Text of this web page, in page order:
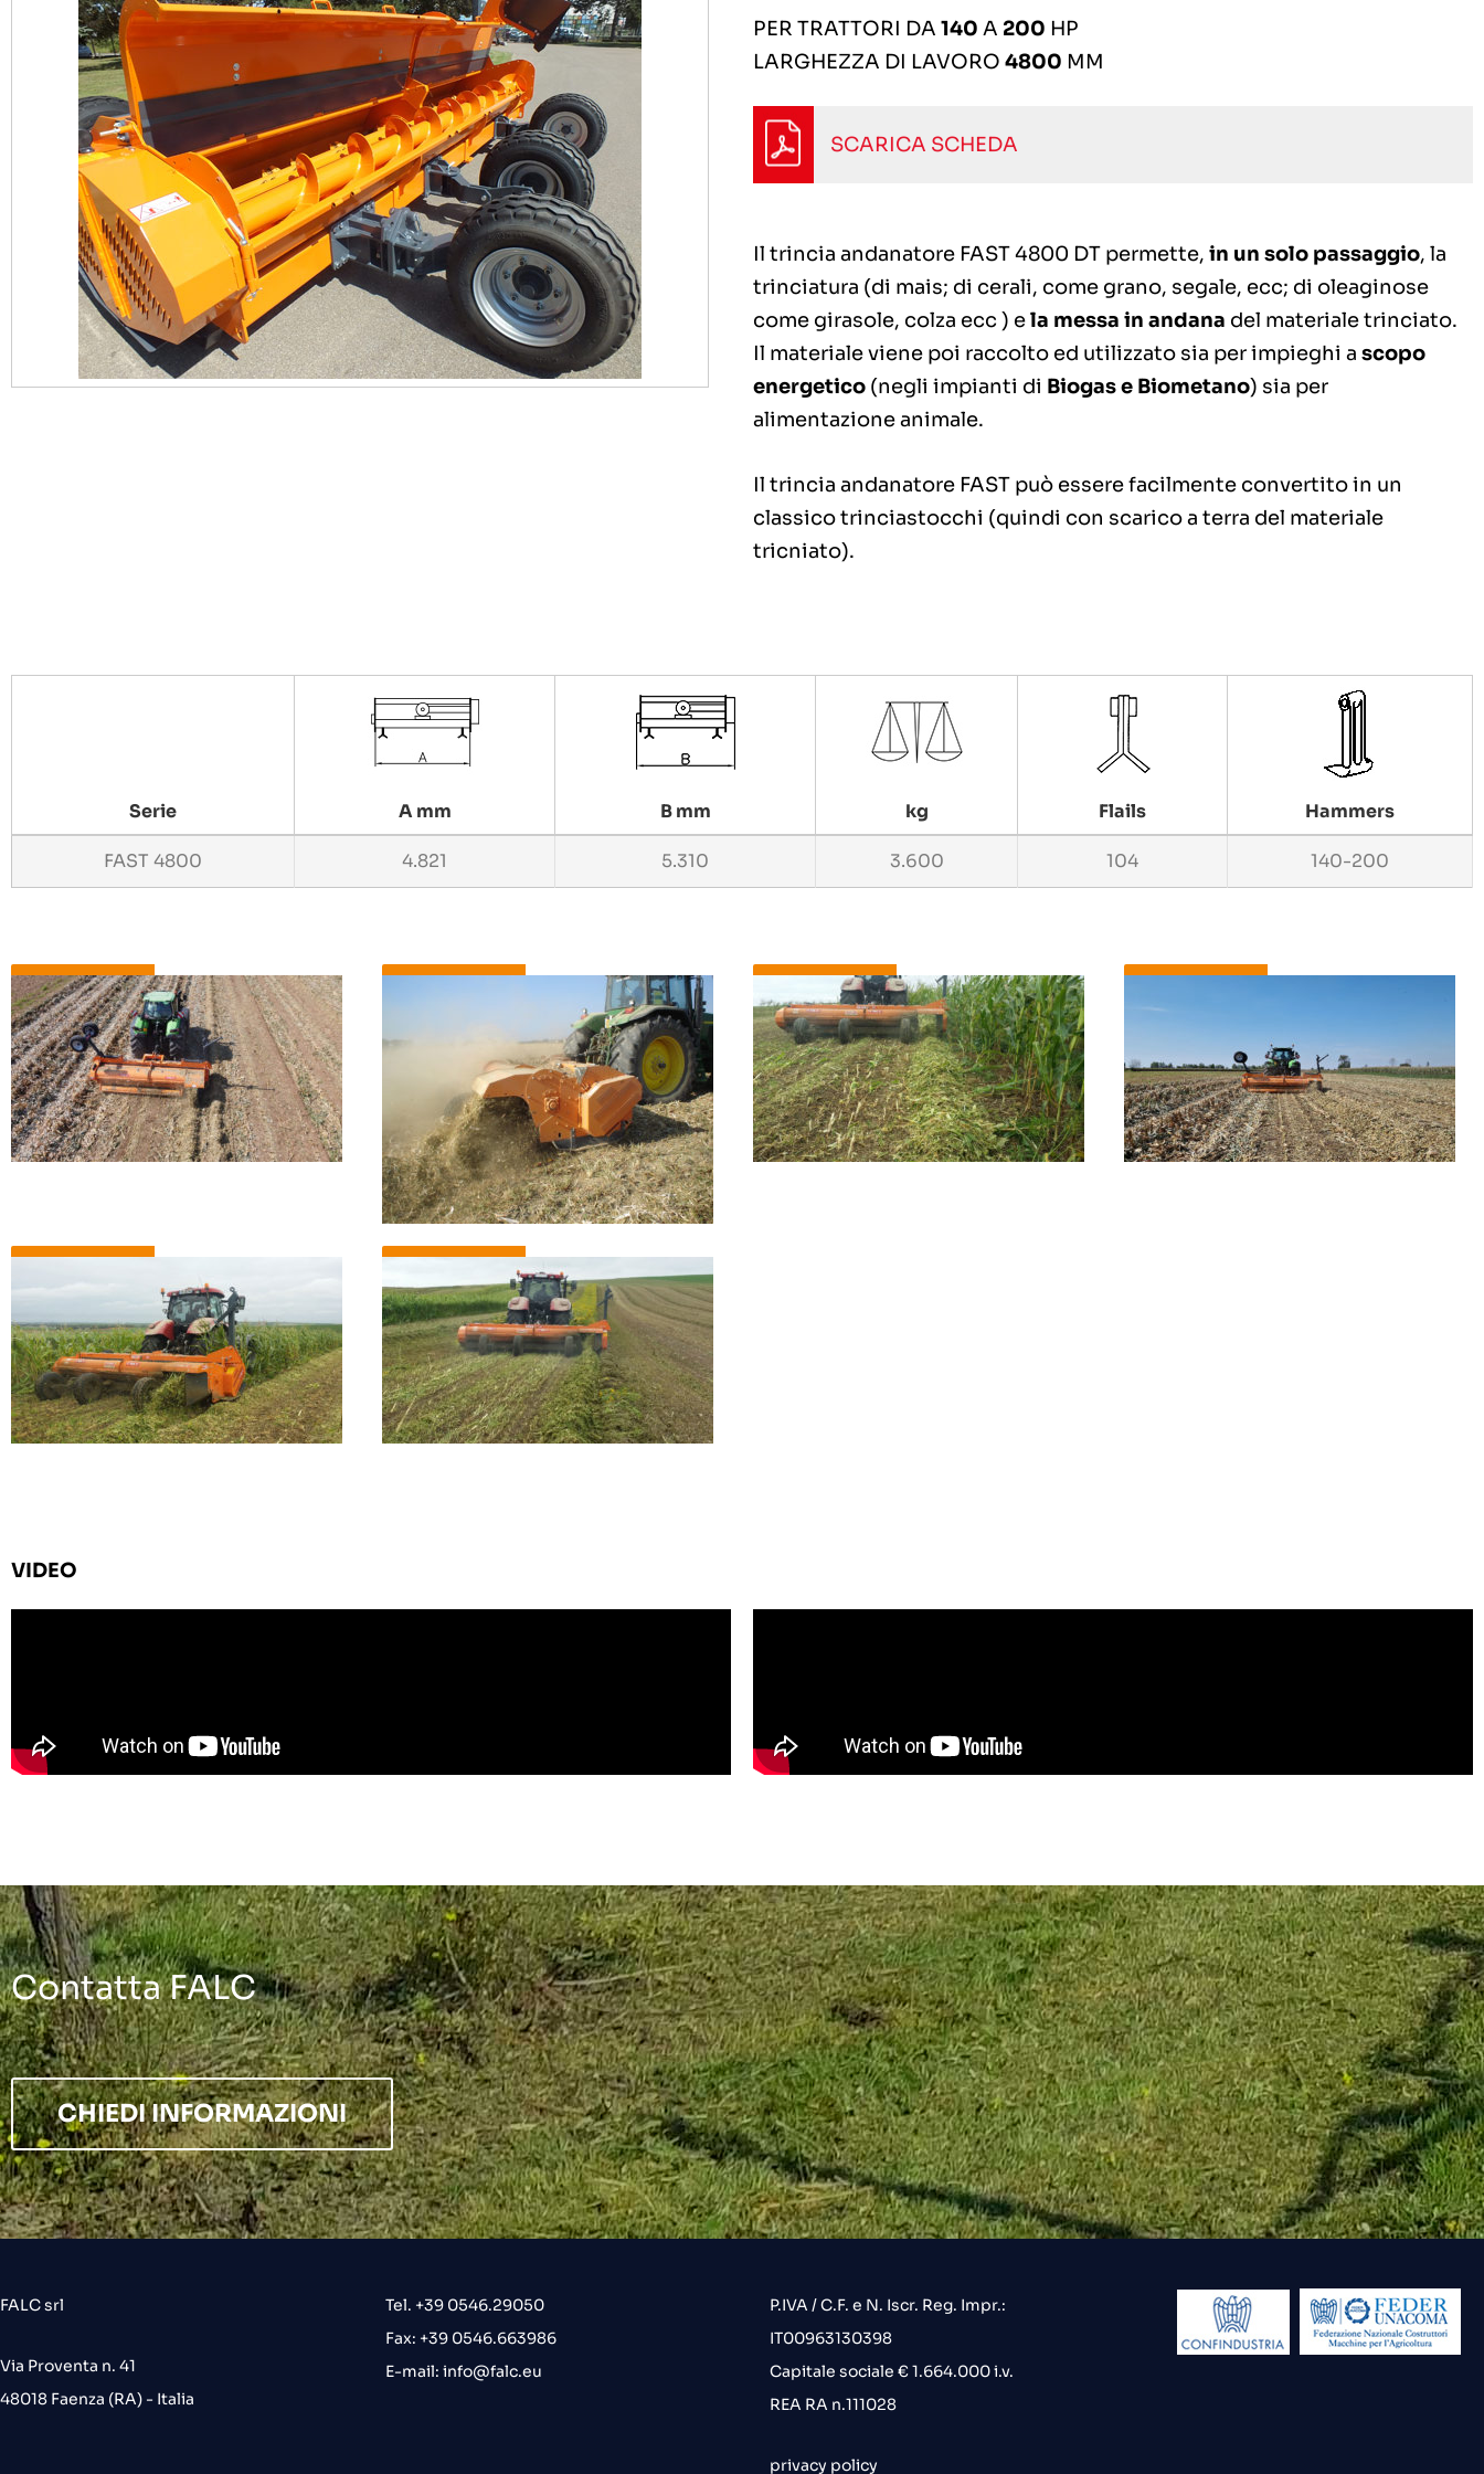
PER TRATTORI DA 140 A 200 HP
LARGHEZZA DI LAVORO 4800 MM
SCARICA SCHEDA
Il trincia andanatore FAST 4800 DT permette, in un solo passaggio, la
trinciatura (di mais; di cerali, come grano, segale, ecc; di oleaginose
come girasole, colza ecc ) ela messa in andana del materiale trinciato.
Il materiale viene poi raccolto ed utilizzato sia per impieghi a scopo
energetico (negli impianti di Biogas e Biometano) sia per
alimentazione animale.
Il trincia andanatore FAST può essere facilmente convertito in un
classico trinciastocchi (quindi con scarico a terra del materiale
tricniato).
Serie A mm B mm kg Flails Hammers
FAST 4800 4.821 5.310 3.600 104 140-200
VIDEO
Contatta FALC
CHIEDI INFORMAZIONI
FALC srl
Via Proventa n. 41
48018 Faenza (RA) - Italia
Tel. +39 0546.29050
Fax: +39 0546.663986
E-mail: info@falc.eu
P.IVA / C.F. e N. Iscr. Reg. Impr.:
IT00963130398
Capitale sociale € 1.664.000 i.v.
REA RA n.111028
privacy policy